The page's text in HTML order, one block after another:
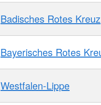
Badisches Rotes Kreuz
Bayerisches Rotes
Westfalen-Lippe